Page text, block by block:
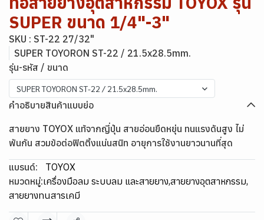
SUPER ขนาด 1/4"-3"
SKU : ST-22 27/32"
SUPER TOYORON ST-22 / 21.5x28.5mm.
รุ่น-รหัส / ขนาด
SUPER TOYORON ST-22 / 21.5x28.5mm.
คำอธิบายสินค้าแบบย่อ
สายยาง TOYOX แท้จากญี่ปุ่น สายอ่อนยืดหยุ่น ทนแรงดันสูง ไม่
พันกัน สวมข้อต่อฟิตติ้งแน่นสนิท อายุการใช้งานยาวนานที่สุด
แบรนด์:
TOYOX
หมวดหมู่:เครื่องมือลม ระบบลม และสายยาง,สายยางอุตสาหกรรม,
สายยางทนสารเคมี